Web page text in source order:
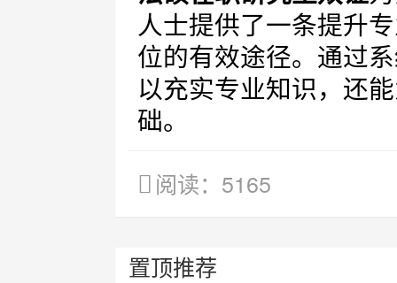
人士提供了一条提升
位的有效途径。通过
以充实专业知识，还
础。
阅读：5165
置顶推荐